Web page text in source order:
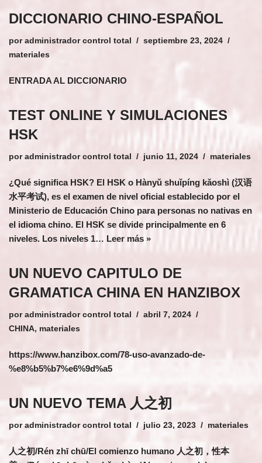
DICCIONARIO CHINO-ESPAÑOL
por administrador control total
septiembre 23, 2024
materiales
ENTRADA AL DICCIONARIO
TEST ONLINE Y SIMULACIONES
HSK
por administrador control total junio 11, 2024 materiales
¿Qué significa HSK? El HSK o Hànyǔ shuǐpíng kǎoshì (汉语
水平考试), es el examen de nivel oficial establecido por el
Ministerio de Educación Chino para personas no nativas en
el idioma chino. El HSK se divide principalmente en 6
niveles. Los niveles 1… Leer más »
UN NUEVO CAPITULO DE
GRAMATICA CHINA EN HANZIBOX
por administrador control total
abril 7, 2024
CHINA, materiales
https://www.hanzibox.com/78-uso-avanzado-de-
%e8%b5%b7%e6%9d%a5
UN NUEVO TEMA 人之初
por administrador control total julio 23, 2023 materiales
人之初/Rén zhī chū/El comienzo humano 人之初，性本